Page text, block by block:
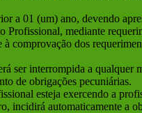
a 01 (um) ano, devendo
Profissional, mediante
comprovação dos
ser interrompida a
de obrigações pecuniárias.
esteja exercendo a
incidirá automaticamente a